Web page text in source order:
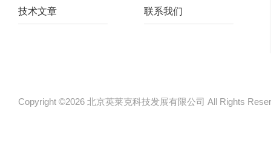
技术文章 联系我们
Copyright ©2026 北京英莱克科技发展有限公司 All Rights